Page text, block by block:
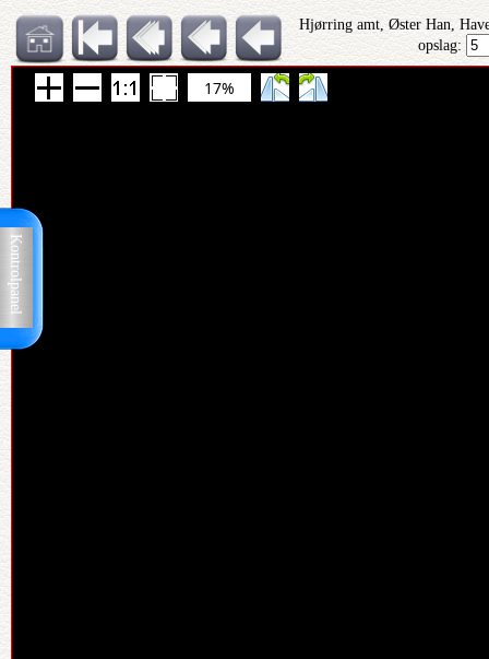
Kontrolpanel
Hjørring amt, Øster Han,
opslag:
17%